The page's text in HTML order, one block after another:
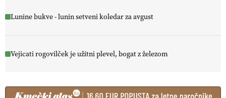
Lunine bukve - lunin setveni koledar za avgust
Vejicati rogovilček je užitni plevel, bogat z železom